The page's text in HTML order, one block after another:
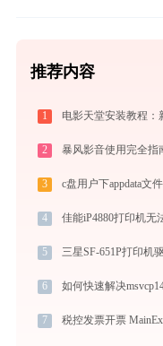
推荐内容
1 电影天堂安装教程
2
3 c盘用户下appdata文
4 佳能iP4880打印机无
5
6 如何快速解决
7 税控发票开票